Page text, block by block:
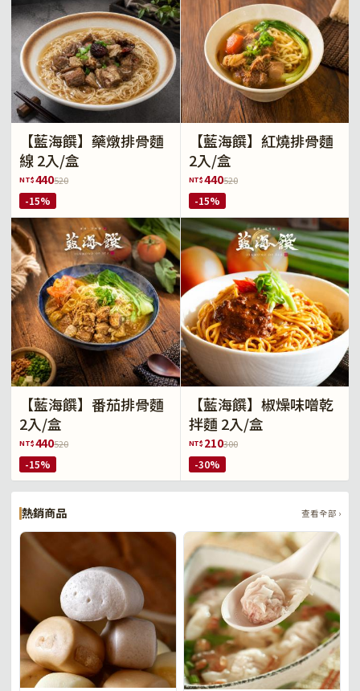
【藍海饌】藥燉排骨麵
線 2入/盒
NT$440520
-15%
【藍海饌】紅燒排骨麵
2入/盒
NT$440520
-15%
【藍海饌】番茄排骨麵
2入/盒
NT$440520
-15%
【藍海饌】椒燥味噌乾
拌麵 2入/盒
NT$ 210300
-30%
熱銷商品 查看全部 ›